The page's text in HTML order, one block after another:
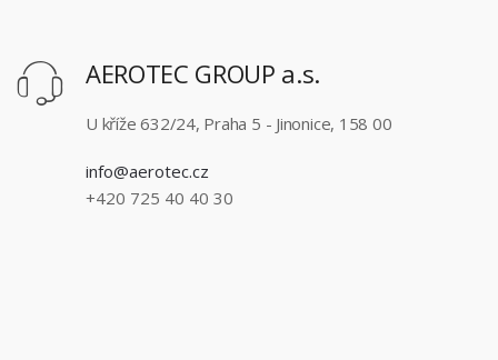
AEROTEC GROUP a.s.
U kříže 632/24, Praha 5 - Jinonice, 158 00
info@aerotec.cz
+420 725 40 40 30